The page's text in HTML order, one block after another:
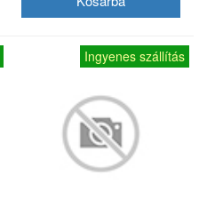
Ingyenes szállítás